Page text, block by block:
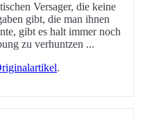
Versager, die keine
gibt, die man ihnen
gibt es halt immer noch
zu verhuntzen ...
.